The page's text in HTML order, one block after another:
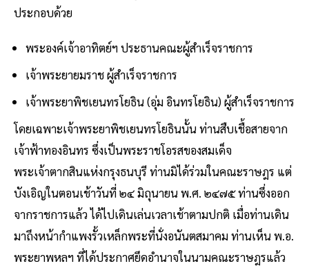
ประกอบด้วย
พระองค์เจ้าอาทิตย์ฯ ประธานคณะผู้สำเร็จราชการ
เจ้าพระยายมราช ผู้สำเร็จราชการ
เจ้าพระยาพิชเยนทรโยธิน (อุ่ม อินทรโยธิน) ผู้สำเร็จราชการ
โดยเฉพาะเจ้าพระยาพิชเยนทรโยธินนั้น ท่านสืบเชื้อสายจาก
เจ้าฟ้าทองอินทร ซึ่งเป็นพระราชโอรสของสมเด็จ
พระเจ้าตากสินแห่งกรุงธนบุรี ท่านมิได้ร่วมในคณะราษฎร แต่
บังเอิญในตอนเช้าวันที่ ๒๔ มิถุนายน พ.ศ. ๒๔๗๕ ท่านซึ่งออก
จากราชการแล้ว ได้ไปเดินเล่นเวลาเช้าตามปกติ เมื่อท่านเดิน
มาถึงหน้ากำแพงรั้วเหล็กพระที่นั่งอนันตสมาคม ท่านเห็น พ.อ.
พระยาพหลฯ ที่ได้ประกาศยึดอำนาจในนามคณะราษฎรแล้ว